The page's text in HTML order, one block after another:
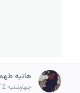
هانیه
چهارشنبه 2 آذر 1401